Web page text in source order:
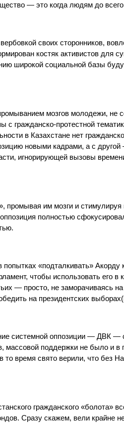
— это когда людям до
своих сторонников,
костяк активистов для
широкой социальной базы
мозгов молодежи, не
с гражданско-протестной
в Казахстане нет
новыми кадрами, а с
игнорирующей вызовы
промывая им мозги и
полностью
«подталкивать» Акорду
чтобы использовать его в
— просто, не заморачиваясь
на президентских выборах
системной оппозиции — ДВК —
массовой поддержки не было и
то время свято верили, что без
гражданского «болота»
Сразу скажем, вели крайне